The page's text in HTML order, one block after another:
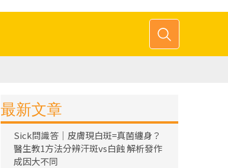
最新文章
Sick問識答｜皮膚現白斑=真菌纏身？
醫生教1方法分辨汗斑vs白蝕 解析發作
成因大不同